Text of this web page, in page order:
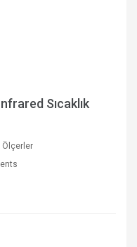
Sıcaklık
Ölçerler